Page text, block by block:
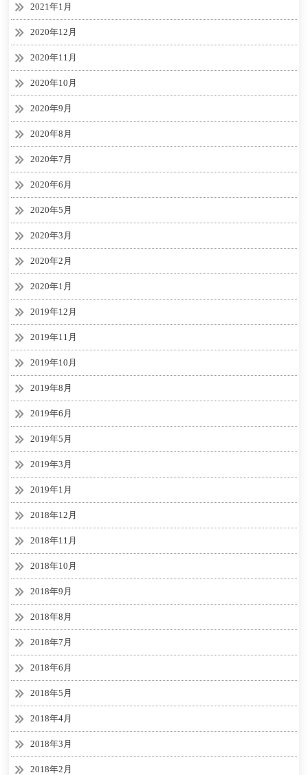
2021年1月
2020年12月
2020年11月
2020年10月
2020年9月
2020年8月
2020年7月
2020年6月
2020年5月
2020年3月
2020年2月
2020年1月
2019年12月
2019年11月
2019年10月
2019年8月
2019年6月
2019年5月
2019年3月
2019年1月
2018年12月
2018年11月
2018年10月
2018年9月
2018年8月
2018年7月
2018年6月
2018年5月
2018年4月
2018年3月
2018年2月